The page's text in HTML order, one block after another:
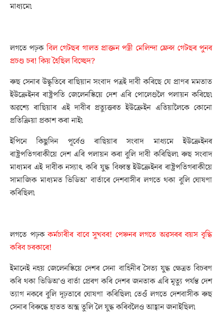
মাধ্যমে৷
লগতে পঢ়কবিল গেটছৰ গালত প্ৰাক্তন পত্নী মেলিন্দা ফ্ৰেন্স গেটছৰ পুনৰ
প্ৰচণ্ড চৰ! কিয় হৈছিল বিচ্ছেদ?
ৰুছ সেনাৰ উদ্ধৃতিৰে ৰাছিয়ান সংবাদ পত্ৰই দাবী কৰিছে যে প্ৰাণৰ মমতাত
ইউক্ৰেইনৰ ৰাষ্ট্ৰপতি জেলেনস্কিয়ে দেশ এৰি পোলেণ্ডলৈ পলায়ন কৰিছে৷
অৱশ্যে ৰাছিয়াৰ এই দাবীৰ প্ৰত্যুত্তৰত ইউক্ৰেইন এতিয়ালৈকে কোনো
প্ৰতিক্ৰিয়া প্ৰকাশ কৰা নাই৷
ইপিনে কিছুদিন পূৰ্বেও ৰাছিয়াৰ সংবাদ মাধ্যমে ইউক্ৰেইনৰ
ৰাষ্ট্ৰপতিগৰাকীয়ে দেশ এৰি পলায়ন কৰা বুলি দাবী কৰিছিল৷ ৰুছ সংবাদ
মাধ্যমৰ এই দাবীক নস্যাৎ কৰি যুদ্ধ বিধ্বস্ত ইউক্ৰেইনৰ ৰাষ্ট্ৰপতিগৰাকীয়ে
সামাজিক মাধ্যমত ভিডিঅ’ বাৰ্তাৰে দেশবাসীৰ লগতে থকা বুলি ঘোষণা
কৰিছিল৷
লগতে পঢ়ককৰ্মচাৰীৰ বাবে সুখবৰ! পেঞ্চনৰ লগতে অৱসৰৰ বয়স বৃদ্ধি
কৰিব চৰকাৰে!
ইমানেই নহয় জেলেনস্কিয়ে দেশৰ সেনা বাহিনীৰ সৈত্য যুদ্ধ ক্ষেত্ৰত বিচৰণ
কৰি থকা ভিডিঅ’ও বাৰ্তা প্ৰেৰণ কৰি দেশৰ জনতাক এৰি মৃত্যু পৰ্যন্ত দেশ
ত্যাগ নকৰে বুলি দৃঢ়তাৰে ঘোষণা কৰিছিল৷ তেওঁ লগতে দেশবাসীক ৰুছ
সেনাৰ বিৰুদ্ধে হাতত অস্ত্ৰ তুলি লৈ যুদ্ধ কৰিবলৈও আহ্বান জনাইছিল৷